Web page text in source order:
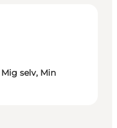
selv, Min